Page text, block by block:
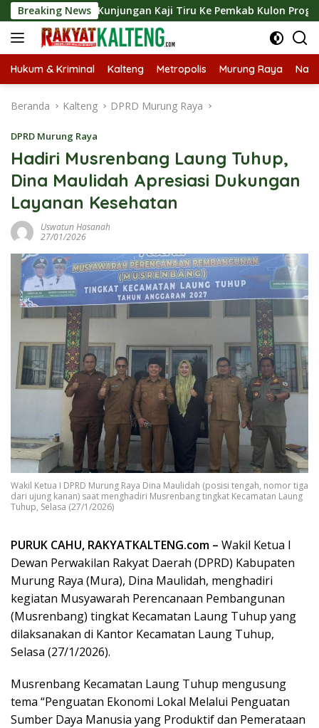
Langsung
ke
konten
Breaking News
Kunjungan Kaji Tiru Ke Pemkab Kulon Progo
Hukum & Kriminal Kalteng Metropolis Murung Raya
Beranda Kalteng DPRD Murung Raya
DPRD Murung Raya
Hadiri Musrenbang Laung Tuhup,
Dina Maulidah Apresiasi Dukungan
Layanan Kesehatan
Uswatun Hasanah
27/01/2026
Wakil Ketua I DPRD Murung Raya Dina Maulidah (posisi tengah, nomor tiga
dari ujung kanan) saat menghadiri Musrenbang tingkat Kecamatan Laung
Tuhup, Selasa (27/1/2026)
PURUK CAHU, RAKYATKALTENG.com – Wakil Ketua I
Dewan Perwakilan Rakyat Daerah (DPRD) Kabupaten
Murung Raya (Mura), Dina Maulidah, menghadiri
kegiatan Musyawarah Perencanaan Pembangunan
(Musrenbang) tingkat Kecamatan Laung Tuhup yang
dilaksanakan di Kantor Kecamatan Laung Tuhup,
Selasa (27/1/2026).
Musrenbang Kecamatan Laung Tuhup mengusung
tema “Penguatan Ekonomi Lokal Melalui Penguatan
Sumber Daya Manusia yang Produktif dan Pemerataan